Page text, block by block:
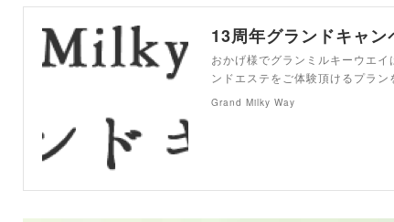
13周年グランドキャン
おかげ様でグランミルキーウエ
ンドエステをご体験頂けるプラ
Grand Milky Way